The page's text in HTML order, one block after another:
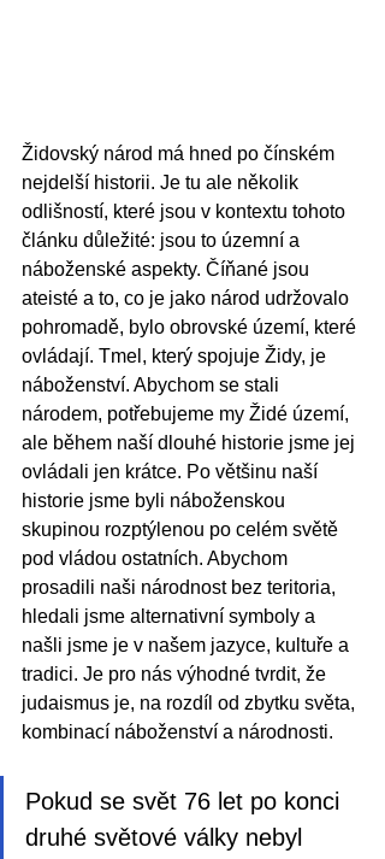
Židovský národ má hned po čínském
nejdelší historii. Je tu ale několik
odlišností, které jsou v kontextu tohoto
článku důležité: jsou to územní a
náboženské aspekty. Číňané jsou
ateisté a to, co je jako národ udržovalo
pohromadě, bylo obrovské území, které
ovládají. Tmel, který spojuje Židy, je
náboženství. Abychom se stali
národem, potřebujeme my Židé území,
ale během naší dlouhé historie jsme jej
ovládali jen krátce. Po většinu naší
historie jsme byli náboženskou
skupinou rozptýlenou po celém světě
pod vládou ostatních. Abychom
prosadili naši národnost bez teritoria,
hledali jsme alternativní symboly a
našli jsme je v našem jazyce, kultuře a
tradici. Je pro nás výhodné tvrdit, že
judaismus je, na rozdíl od zbytku světa,
kombinací náboženství a národnosti.
Pokud se svět 76 let po konci
druhé světové války nebyl